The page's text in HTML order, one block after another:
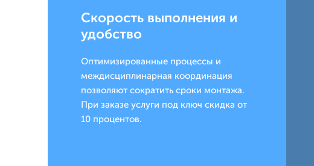
Скорость выполнения и
удобство
Оптимизированные процессы и
междисциплинарная координация
позволяют сократить сроки монтажа.
При заказе услуги под ключ скидка от
10 процентов.